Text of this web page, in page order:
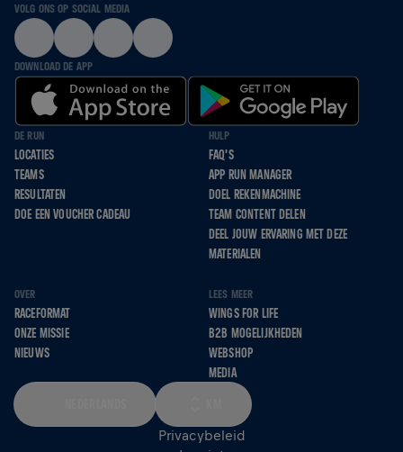
VOLG ONS OP SOCIAL MEDIA
DOWNLOAD DE APP
DE RUN
LOCATIES
TEAMS
RESULTATEN
DOE EEN VOUCHER CADEAU
HULP
FAQ'S
APP RUN MANAGER
DOEL REKENMACHINE
TEAM CONTENT DELEN
DEEL JOUW ERVARING MET DEZE
MATERIALEN
OVER
RACEFORMAT
ONZE MISSIE
NIEUWS
LEES MEER
WINGS FOR LIFE
B2B MOGELIJKHEDEN
WEBSHOP
MEDIA
Privacybeleid